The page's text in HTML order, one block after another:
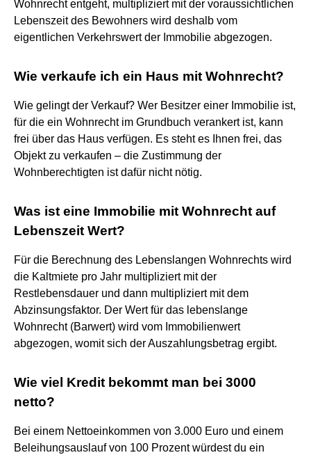
Wohnrecht entgeht, multipliziert mit der voraussichtlichen
Lebenszeit des Bewohners wird deshalb vom
eigentlichen Verkehrswert der Immobilie abgezogen.
Wie verkaufe ich ein Haus mit Wohnrecht?
Wie gelingt der Verkauf? Wer Besitzer einer Immobilie ist,
für die ein Wohnrecht im Grundbuch verankert ist, kann
frei über das Haus verfügen. Es steht es Ihnen frei, das
Objekt zu verkaufen – die Zustimmung der
Wohnberechtigten ist dafür nicht nötig.
Was ist eine Immobilie mit Wohnrecht auf
Lebenszeit Wert?
Für die Berechnung des Lebenslangen Wohnrechts wird
die Kaltmiete pro Jahr multipliziert mit der
Restlebensdauer und dann multipliziert mit dem
Abzinsungsfaktor. Der Wert für das lebenslange
Wohnrecht (Barwert) wird vom Immobilienwert
abgezogen, womit sich der Auszahlungsbetrag ergibt.
Wie viel Kredit bekommt man bei 3000
netto?
Bei einem Nettoeinkommen von 3.000 Euro und einem
Beleihungsauslauf von 100 Prozent würdest du ein